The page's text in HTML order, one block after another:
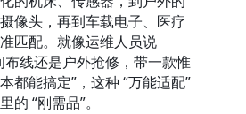
像头，再到车载电子、医疗
匹配。就像运维人员说
布线还是户外抢修，带一款惟
都能搞定”，这种 “万能适配”
的 “刚需品”。